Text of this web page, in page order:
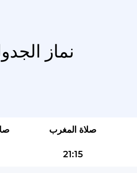
نماز
صلاة المغرب
21:15